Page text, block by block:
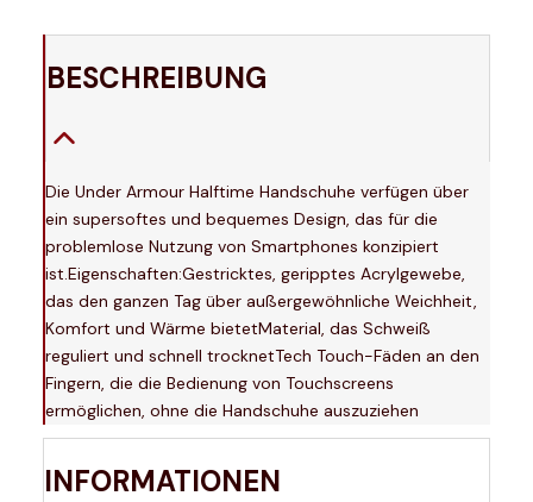
BESCHREIBUNG
Die Under Armour Halftime Handschuhe verfügen über
ein supersoftes und bequemes Design, das für die
problemlose Nutzung von Smartphones konzipiert
ist.Eigenschaften:Gestricktes, geripptes Acrylgewebe,
das den ganzen Tag über außergewöhnliche Weichheit,
Komfort und Wärme bietetMaterial, das Schweiß
reguliert und schnell trocknetTech Touch-Fäden an den
Fingern, die die Bedienung von Touchscreens
ermöglichen, ohne die Handschuhe auszuziehen
INFORMATIONEN